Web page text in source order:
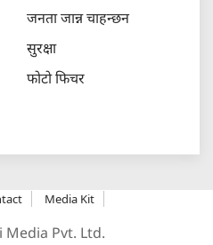
जनता जान्न चाहन्छन
सुरक्षा
फोटो फिचर
Media Kit
Media Pvt. Ltd.